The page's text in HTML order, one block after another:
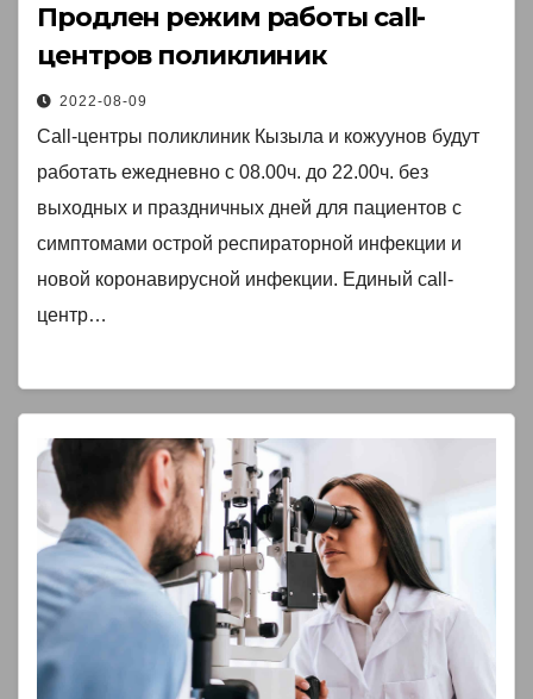
Продлен режим работы call-
центров поликлиник
2022-08-09
Call-центры поликлиник Кызыла и кожуунов будут
работать ежедневно с 08.00ч. до 22.00ч. без
выходных и праздничных дней для пациентов с
симптомами острой респираторной инфекции и
новой коронавирусной инфекции. Единый call-
центр…